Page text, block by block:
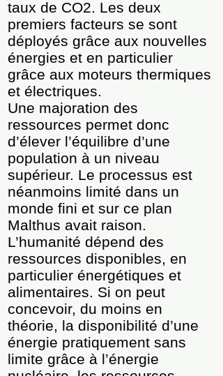
taux de CO2. Les deux
premiers facteurs se sont
déployés grâce aux nouvelles
énergies et en particulier
grâce aux moteurs thermiques
et électriques.
Une majoration des
ressources permet donc
d’élever l’équilibre d’une
population à un niveau
supérieur. Le processus est
néanmoins limité dans un
monde fini et sur ce plan
Malthus avait raison.
L’humanité dépend des
ressources disponibles, en
particulier énergétiques et
alimentaires. Si on peut
concevoir, du moins en
théorie, la disponibilité d’une
énergie pratiquement sans
limite grâce à l’énergie